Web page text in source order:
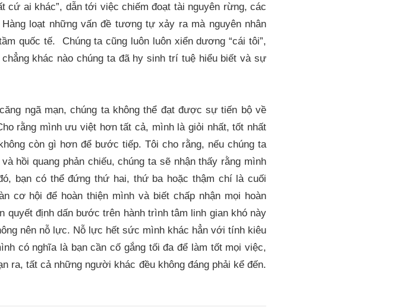
cứ ai khác”, dẫn tới việc chiếm đoạt tài nguyên rừng, các
loạt những vấn đề tương tự xảy ra mà nguyên nhân
quốc tế. Chúng ta cũng luôn luôn xiển dương “cái tôi”,
khác nào chúng ta đã hy sinh trí tuệ hiểu biết và sự
ngã mạn, chúng ta không thể đạt được sự tiến bộ về
rằng mình ưu việt hơn tất cả, mình là giỏi nhất, tốt nhất
còn gì hơn để bước tiếp. Tôi cho rằng, nếu chúng ta
hồi quang phản chiếu, chúng ta sẽ nhận thấy rằng mình
bạn có thể đứng thứ hai, thứ ba hoặc thậm chí là cuối
cơ hội để hoàn thiện mình và biết chấp nhận mọi hoàn
quyết định dấn bước trên hành trình tâm linh gian khó này
nên nỗ lực. Nỗ lực hết sức mình khác hẳn với tính kiêu
có nghĩa là bạn cần cố gắng tối đa để làm tốt mọi việc,
ra, tất cả những người khác đều không đáng phải kể đến.